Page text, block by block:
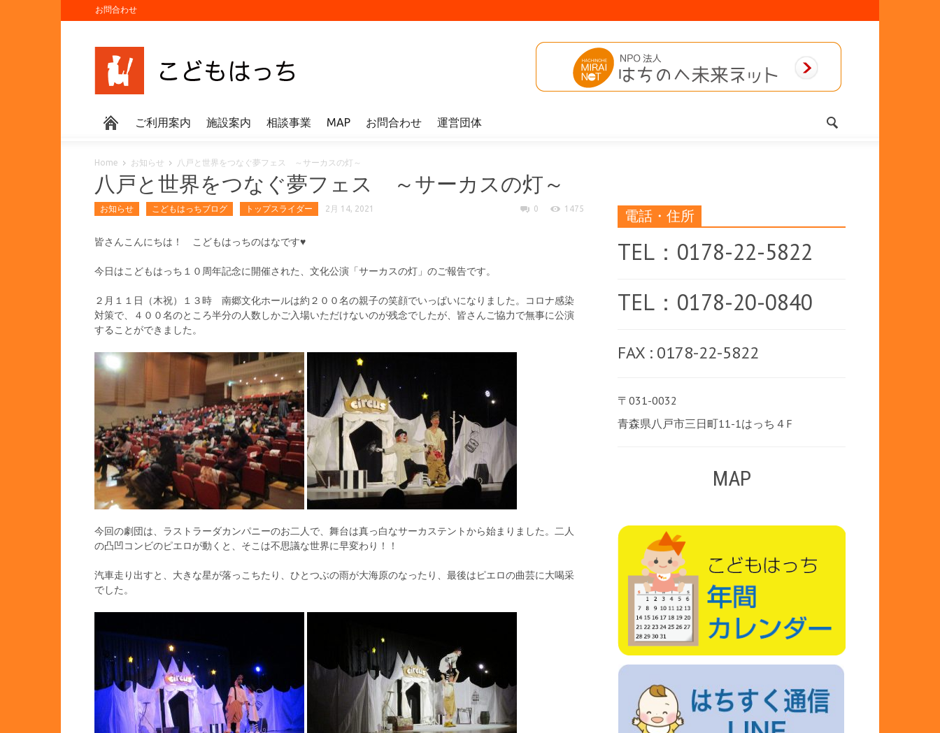
お問合わせ
ご利用案内 施設案内 相談事業 MAP お問合わせ 運営団体
Home お知らせ 八戸と世界をつなぐ夢フェス ～サーカスの灯～
八戸と世界をつなぐ夢フェス ～サーカスの灯～
お知らせ こどもはっちブログ トップスライダー 2月 14, 2021 0 1475
皆さんこんにちは！ こどもはっちのはなです♥
今日はこどもはっち１０周年記念に開催された、文化公演「サーカスの灯」のご報告です。
２月１１日（木祝）１３時 南郷文化ホールは約２００名の親子の笑顔でいっぱいになりました。コロナ感染
対策で、４００名のところ半分の人数しかご入場いただけないのが残念でしたが、皆さんご協力で無事に公演
することができました。
今回の劇団は、ラストラーダカンパニーのお二人で、舞台は真っ白なサーカステントから始まりました。二人
の凸凹コンビのピエロが動くと、そこは不思議な世界に早変わり！！
汽車走り出すと、大きな星が落っこちたり、ひとつぶの雨が大海原のなったり、最後はピエロの曲芸に大喝采
でした。
電話・住所
TEL：0178-22-5822
TEL：0178-20-0840
FAX : 0178-22-5822
〒031-0032
青森県八戸市三日町11-1はっち４F
MAP